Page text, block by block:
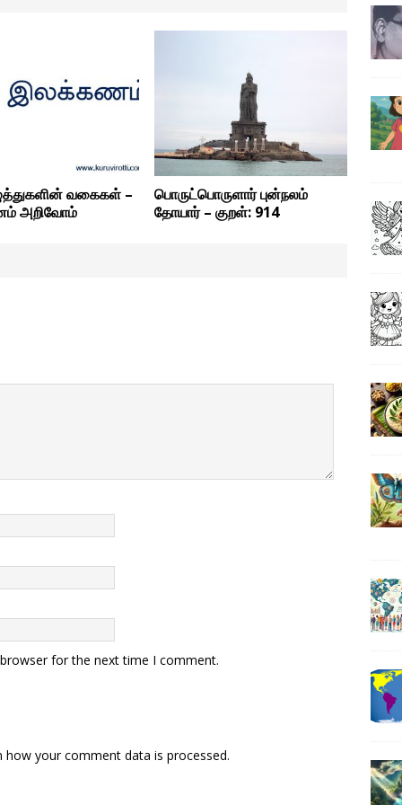
வகைகள் –
அறிவோம்
பொருட்பொருளார் புன்நலம்
தோயார் – குறள்: 914
for the next time I comment.
how your comment data is processed.